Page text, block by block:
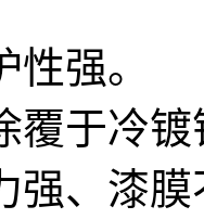
强。
覆于冷
强、漆